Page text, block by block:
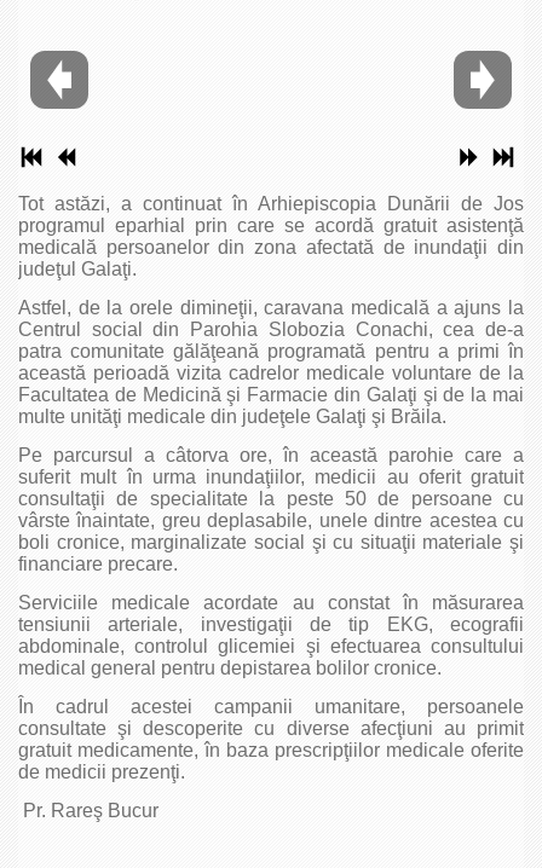
Tot astăzi, a continuat în Arhiepiscopia Dunării de Jos
programul eparhial prin care se acordă gratuit asistenţă
medicală persoanelor din zona afectată de inundaţii din
judeţul Galaţi.
Astfel, de la orele dimineţii, caravana medicală a ajuns la
Centrul social din Parohia Slobozia Conachi, cea de-a
patra comunitate gălăţeană programată pentru a primi în
această perioadă vizita cadrelor medicale voluntare de la
Facultatea de Medicină şi Farmacie din Galaţi şi de la mai
multe unităţi medicale din judeţele Galaţi şi Brăila.
Pe parcursul a câtorva ore, în această parohie care a
suferit mult în urma inundaţiilor, medicii au oferit gratuit
consultaţii de specialitate la peste 50 de persoane cu
vârste înaintate, greu deplasabile, unele dintre acestea cu
boli cronice, marginalizate social şi cu situaţii materiale şi
financiare precare.
Serviciile medicale acordate au constat în măsurarea
tensiunii arteriale, investigaţii de tip EKG, ecografii
abdominale, controlul glicemiei şi efectuarea consultului
medical general pentru depistarea bolilor cronice.
În cadrul acestei campanii umanitare, persoanele
consultate şi descoperite cu diverse afecţiuni au primit
gratuit medicamente, în baza prescripţiilor medicale oferite
de medicii prezenţi.
Pr. Rareş Bucur